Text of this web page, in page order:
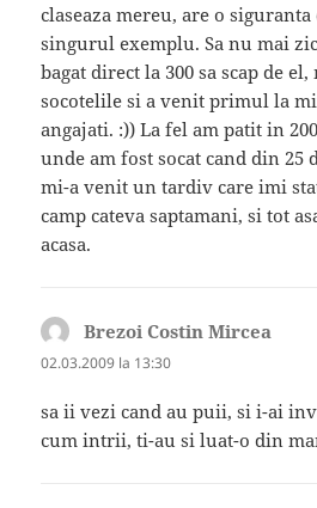
claseaza mereu, are o
singurul exemplu. Sa nu mai
bagat direct la 300 sa scap de
socotelile si a venit primul la
angajati. :)) La fel am patit in
unde am fost socat cand din 25
mi-a venit un tardiv care imi
camp cateva saptamani, si tot
acasa.
Brezoi Costin Mircea
02.03.2009 la 13:30
sa ii vezi cand au puii, si i-ai
cum intrii, ti-au si luat-o din